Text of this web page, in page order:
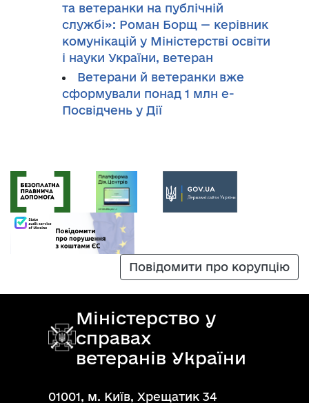
та ветеранки на публічній
службі»: Роман Борщ — керівник
комунікацій у Міністерстві освіти
і науки України, ветеран
Ветерани й ветеранки вже
сформували понад 1 млн е-
Посвідчень у Дії
Повідомити про корупцію
Міністерство у
справах
ветеранів України
01001, м. Київ, Хрещатик 34